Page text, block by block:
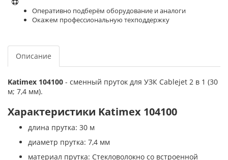
Оперативно подберём оборудование и аналоги
Окажем профессиональную техподдержку
Описание
Katimex 104100 - сменный пруток для УЗК Cablejet 2 в 1 (30
м; 7,4 мм).
Характеристики Katimex 104100
длина прутка: 30 м
диаметр прутка: 7,4 мм
материал прутка: Стекловолокно со встроенной